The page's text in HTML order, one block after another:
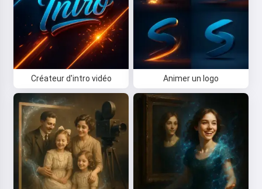
Créateur d'intro vidéo Animer un logo